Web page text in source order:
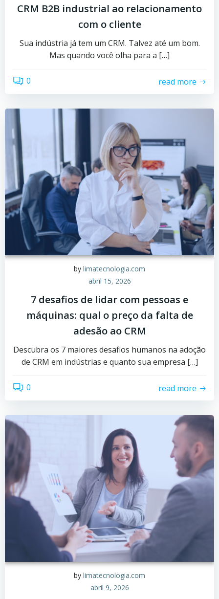
CRM B2B industrial ao relacionamento
com o cliente
Sua indústria já tem um CRM. Talvez até um bom.
Mas quando você olha para a […]
0 read more
by limatecnologia.com
abril 15, 2026
7 desafios de lidar com pessoas e
máquinas: qual o preço da falta de
adesão ao CRM
Descubra os 7 maiores desafios humanos na adoção
de CRM em indústrias e quanto sua empresa […]
0 read more
by limatecnologia.com
abril 9, 2026